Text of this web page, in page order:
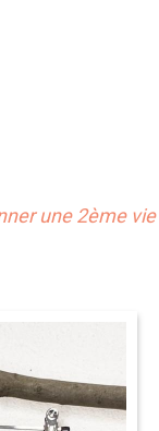
une 2ème